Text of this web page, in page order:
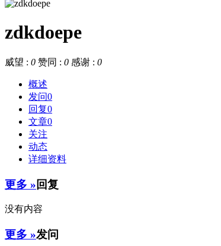
zdkdoepe
威望 : 0 赞同 : 0 感谢 : 0
概述
发问0
回复0
文章0
关注
动态
详细资料
更多 »回复
没有内容
更多 »发问